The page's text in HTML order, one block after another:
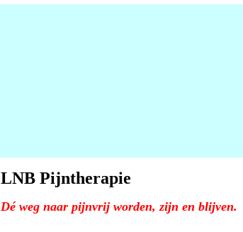
LNB Pijntherapie
Dé weg naar pijnvrij worden, zijn en blijven.